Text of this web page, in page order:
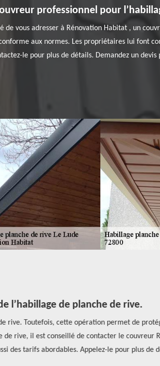
professionnel pour
vous adresser à Rénovation Habitat , un
aux normes. Les propriétaires lui font
le pour plus de détails. Demandez un
l’habillage de planche de rive.
Toutefois, cette opération permet de
rive, il est conseillé de contacter le couvreur
des tarifs abordables. Appelez-le pour plus de